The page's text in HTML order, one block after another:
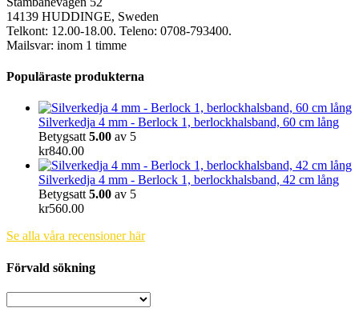
14139 HUDDINGE, Sweden
Telkont: 12.00-18.00. Teleno: 0708-793400.
Mailsvar: inom 1 timme
Populäraste produkterna
Silverkedja 4 mm - Berlock 1, berlockhalsband, 60 cm lång
Betygsatt 5.00 av 5
kr840.00
Silverkedja 4 mm - Berlock 1, berlockhalsband, 42 cm lång
Betygsatt 5.00 av 5
kr560.00
Se alla våra recensioner här
Förvald sökning